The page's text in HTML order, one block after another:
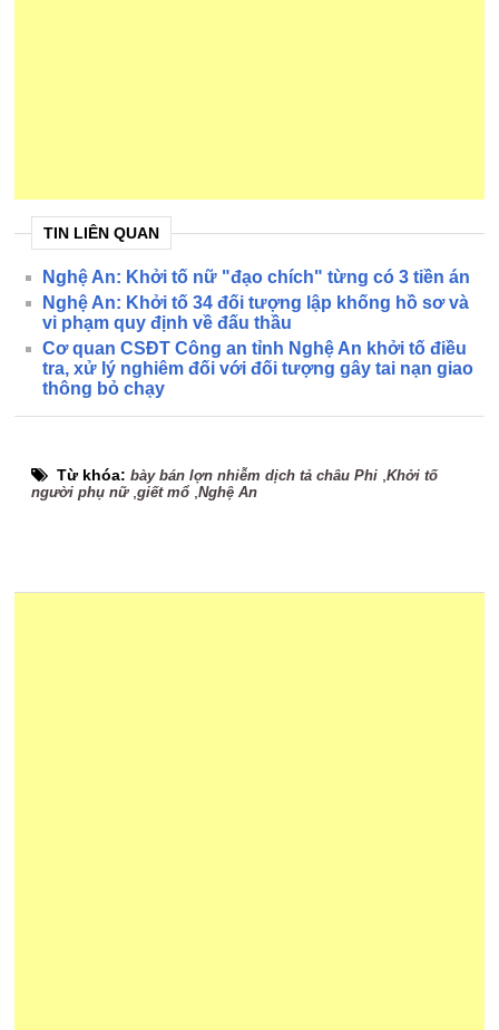
TIN LIÊN QUAN
Nghệ An: Khởi tố nữ "đạo chích" từng có 3 tiền án
Nghệ An: Khởi tố 34 đối tượng lập khống hồ sơ và
vi phạm quy định về đấu thầu
Cơ quan CSĐT Công an tỉnh Nghệ An khởi tố điều
tra, xử lý nghiêm đối với đối tượng gây tai nạn giao
thông bỏ chạy
Từ khóa:bày bán lợn nhiễm dịch tả châu Phi ,Khởi tố
người phụ nữ,giết mổ ,Nghệ An